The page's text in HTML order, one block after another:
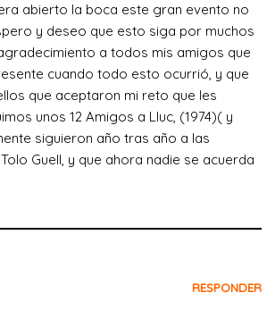
abierto la boca este gran evento no
y deseo que esto siga por muchos
a todos mis amigos que
cuando todo esto ocurrió, y que
que aceptaron mi reto que les
unos 12 Amigos a Lluc, (1974)( y
siguieron año tras año a las
Guell, y que ahora nadie se acuerda
RESPONDER